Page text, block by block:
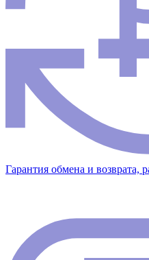
Гарантия обмена и возврата,